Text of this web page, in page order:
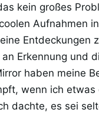
kein großes
Aufnahmen
Entdeckungen
Erkennung und
haben meine
wenn ich etwas
dachte, es sei